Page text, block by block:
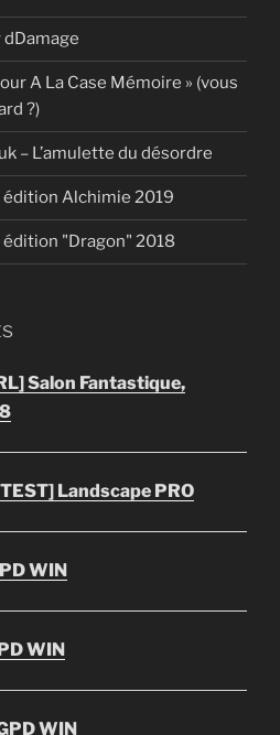
A La Case Mémoire » (vous
?)
– L’amulette du désordre
édition Alchimie 2019
édition "Dragon" 2018
Salon Fantastique,
Landscape PRO
WIN
WIN
WIN